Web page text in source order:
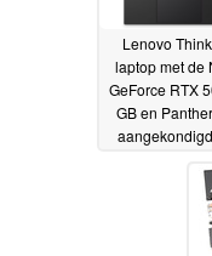
Lenovo
laptop met de
GeForce RTX
GB en
aangekondigd